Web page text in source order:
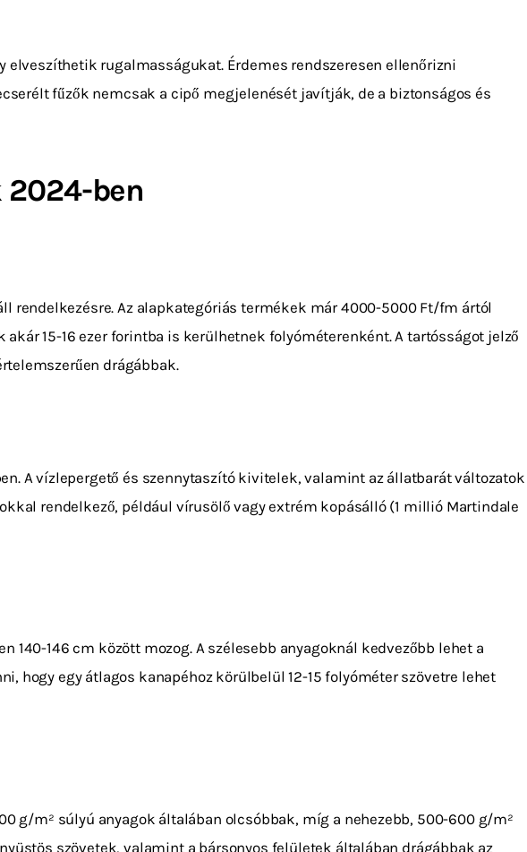
rugalmasságukat. Érdemes rendszeresen ellenőrizni
fűzők nemcsak a cipő megjelenését javítják, de a biztonságos és
ben
rendelkezésre. Az alapkategóriás termékek már 4000-5000 Ft/fm ártól
15-16 ezer forintba is kerülhetnek folyóméterenként. A tartósságot jelző
drágábbak.
A vízlepergető és szennytaszító kivitelek, valamint az állatbarát változatok
rendelkező, például vírusölő vagy extrém kopásálló (1 millió Martindale
146 cm között mozog. A szélesebb anyagoknál kedvezőbb lehet a
hogy egy átlagos kanapéhoz körülbelül 12-15 folyóméter szövetre lehet
g/m² súlyú anyagok általában olcsóbbak, míg a nehezebb, 500-600 g/m²
szövetek, valamint a bársonyos felületek általában drágábbak az